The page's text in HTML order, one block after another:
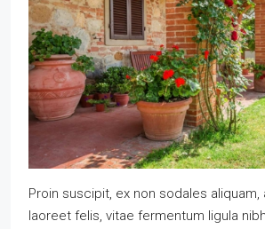
Proin suscipit, ex non sodales aliquam,
laoreet felis, vitae fermentum ligula